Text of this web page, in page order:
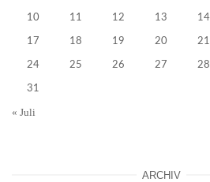
10 11 12 13 14
17 18 19 20 21
24 25 26 27 28
31
« Juli
ARCHIV